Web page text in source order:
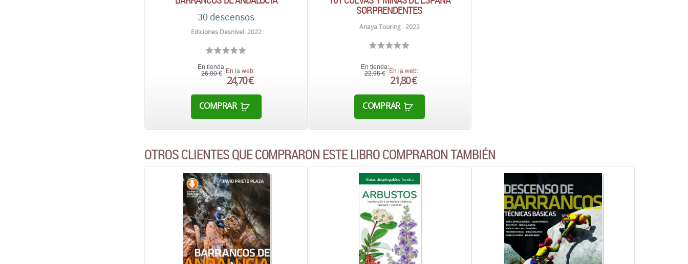
30 descensos
Ediciones Desnivel. 2022
En tienda:
26,00 € En la web:
24,70 €
COMPRAR
SORPRENDENTES
Anaya Touring . 2022
En tienda:
22,95 € En la web:
21,80 €
COMPRAR
OTROS CLIENTES QUE COMPRARON ESTE LIBRO COMPRARON TAMBIÉN